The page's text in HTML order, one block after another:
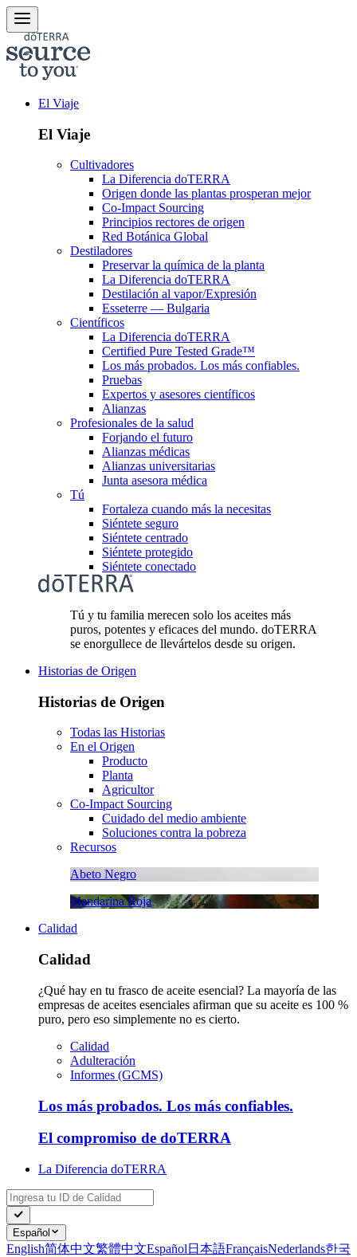
El Viaje
El Viaje
Cultivadores
La Diferencia doTERRA
Origen donde las plantas prosperan mejor
Co-Impact Sourcing
Principios rectores de origen
Red Botánica Global
Destiladores
Preservar la química de la planta
La Diferencia doTERRA
Destilación al vapor/Expresión
Esseterre — Bulgaria
Científicos
La Diferencia doTERRA
Certified Pure Tested Grade™
Los más probados. Los más confiables.
Pruebas
Expertos y asesores científicos
Alianzas
Profesionales de la salud
Forjando el futuro
Alianzas médicas
Alianzas universitarias
Junta asesora médica
Tú
Fortaleza cuando más la necesitas
Siéntete seguro
Siéntete centrado
Siéntete protegido
Siéntete conectado
Tú y tu familia merecen solo los aceites más
puros, potentes y eficaces del mundo. doTERRA
se enorgullece de llevártelos desde su origen.
Historias de Origen
Historias de Origen
Todas las Historias
En el Origen
Producto
Planta
Agricultor
Co-Impact Sourcing
Cuidado del medio ambiente
Soluciones contra la pobreza
Recursos
Abeto Negro
Mandarina Roja
Calidad
Calidad
¿Qué hay en tu frasco de aceite esencial? La mayoría de las
empresas de aceites esenciales afirman que su aceite es 100 %
puro, pero eso simplemente no es cierto.
Calidad
Adulteración
Informes (GCMS)
Los más probados. Los más confiables.
El compromiso de doTERRA
La Diferencia doTERRA
Español
English简体中文繁體中文Español 日本語FrançaisNederlands한국